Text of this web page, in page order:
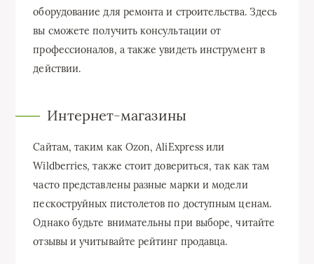
оборудование для ремонта и строительства. Здесь
вы сможете получить консультации от
профессионалов, а также увидеть инструмент в
действии.
Интернет-магазины
Сайтам, таким как Ozon, AliExpress или
Wildberries, также стоит довериться, так как там
часто представлены разные марки и модели
пескоструйных пистолетов по доступным ценам.
Однако будьте внимательны при выборе, читайте
отзывы и учитывайте рейтинг продавца.